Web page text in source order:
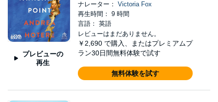
プレビューの
再生
ナレーター： Victoria Fox
再生時間： 9 時間
言語： 英語
レビューはまだありません。
￥2,690 で購入、またはプレミアムプ
ラン30日間無料体験で試す
無料体験を試す